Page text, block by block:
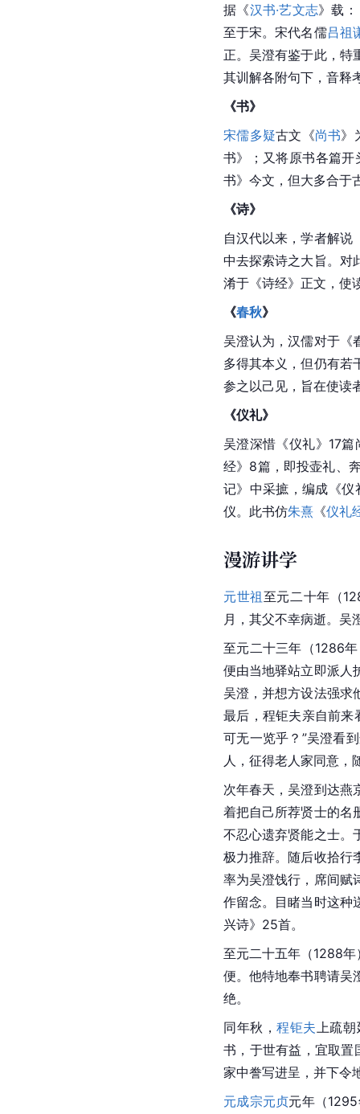
据《汉书·艺文志》载
至于宋。宋代名儒吕祖
正。吴澄有鉴于此，特
其训解各附句下，音释
《书》
宋儒多疑古文《尚书》
书》；又将原书各篇
书》今文，但大多合于
《诗》
自汉代以来，学者解说
中去探索诗之大旨。对
淆于《诗经》正文，使
《春秋》
吴澄认为，汉儒对于《
多得其本义，但仍有若
参之以己见，旨在使读
《仪礼》
吴澄深惜《仪礼》17
经》8篇，即投壶礼、
记》中采摭，编成《
仪。此书仿朱熹 《仪礼
漫游讲学
元世祖至元二十年（
月，其父不幸病逝。吴
至元二十三年（1286
便由当地驿站立即派人
吴澄，并想方设法强求
最后，程钜夫亲自前来
可无一览乎？”吴澄看
人，征得老人家同意，
次年春天，吴澄到达燕
着把自己所荐贤士的名
不忍心遗弃贤能之士。
极力推辞。随后收拾行
率为吴澄饯行，席间赋
作留念。目睹当时这种
兴诗》25首。
至元二十五年（1288年
便。他特地奉书聘请吴
绝。
同年秋，程钜夫 上疏
书，于世有益，宜取置
家中誊写进呈，并下令
元成宗元贞元年（